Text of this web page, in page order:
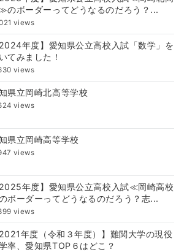
のボーダーってどうなるのだろう？...
views
2024年度】愛知県公立高校入試「数学」を
てみました！
views
県立岡崎北高等学校
views
県立岡崎高等学校
views
2025年度】愛知県公立高校入試≪岡崎高校
ボーダーってどうなるのだろう？志...
views
2021年度（令和３年度）】難関大学の現役
率、愛知県TOP６はどこ？